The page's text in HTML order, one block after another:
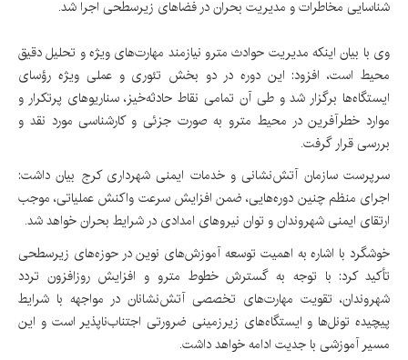
شناسایی مخاطرات و مدیریت بحران در فضاهای زیرسطحی اجرا شد.
وی با بیان اینکه مدیریت حوادث مترو نیازمند مهارت‌های ویژه و تحلیل دقیق
محیط است، افزود: این دوره در دو بخش تئوری و عملی ویژه رؤسای
ایستگاه‌ها برگزار شد و طی آن تمامی نقاط حادثه‌خیز، سناریوهای پرتکرار و
موارد خطرآفرین در محیط مترو به صورت جزئی و کارشناسی مورد نقد و
بررسی قرار گرفت.
سرپرست سازمان آتش‌نشانی و خدمات ایمنی شهرداری کرج بیان داشت:
اجرای منظم چنین دوره‌هایی، ضمن افزایش سرعت واکنش عملیاتی، موجب
ارتقای ایمنی شهروندان و توان نیروهای امدادی در شرایط بحران خواهد شد.
خوشگرد با اشاره به اهمیت توسعه آموزش‌های نوین در حوزه‌های زیرسطحی
تأکید کرد: با توجه به گسترش خطوط مترو و افزایش روزافزون تردد
شهروندان، تقویت مهارت‌های تخصصی آتش‌نشانان در مواجهه با شرایط
پیچیده تونل‌ها و ایستگاه‌های زیرزمینی ضرورتی اجتناب‌ناپذیر است و این
مسیر آموزشی با جدیت ادامه خواهد داشت.